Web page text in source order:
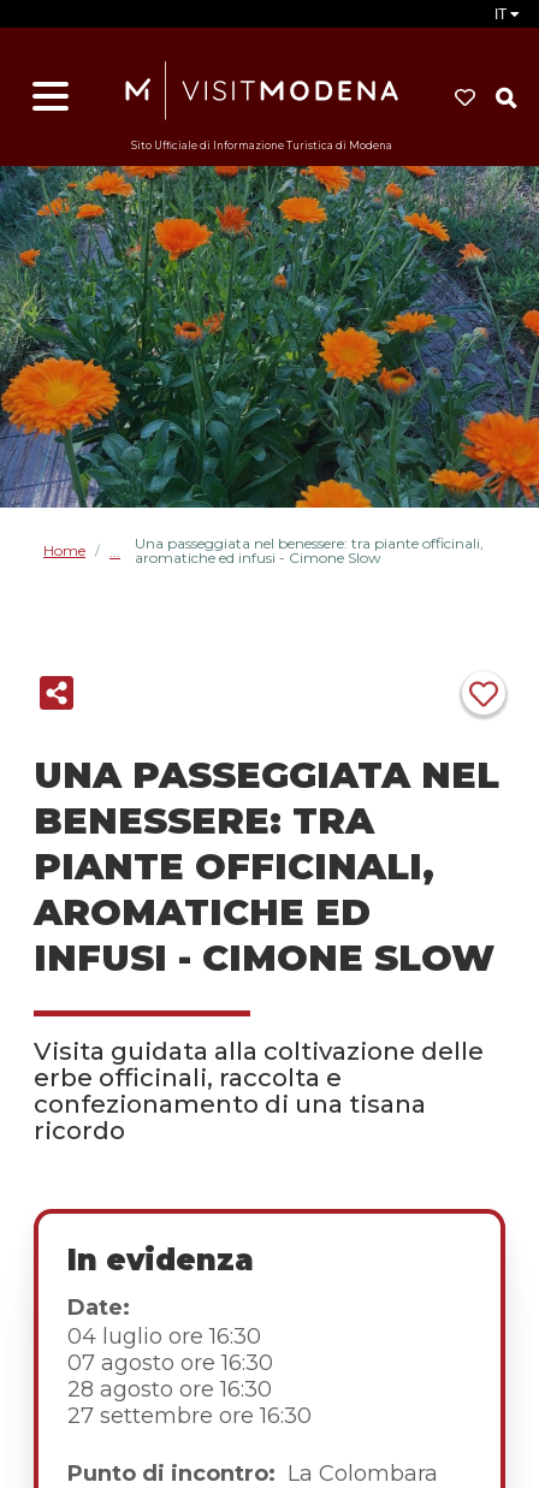
IT
Sito Ufficiale di Informazione Turistica di Modena
Home /
Una passeggiata nel benessere: tra piante officinali,
aromatiche ed infusi - Cimone Slow
UNA PASSEGGIATA NEL
BENESSERE: TRA
PIANTE OFFICINALI,
AROMATICHE ED
INFUSI - CIMONE SLOW
Visita guidata alla coltivazione delle
erbe officinali, raccolta e
confezionamento di una tisana
ricordo
In evidenza
Date:
04 luglio ore 16:30
07 agosto ore 16:30
28 agosto ore 16:30
27 settembre ore 16:30
Punto di incontro: La Colombara